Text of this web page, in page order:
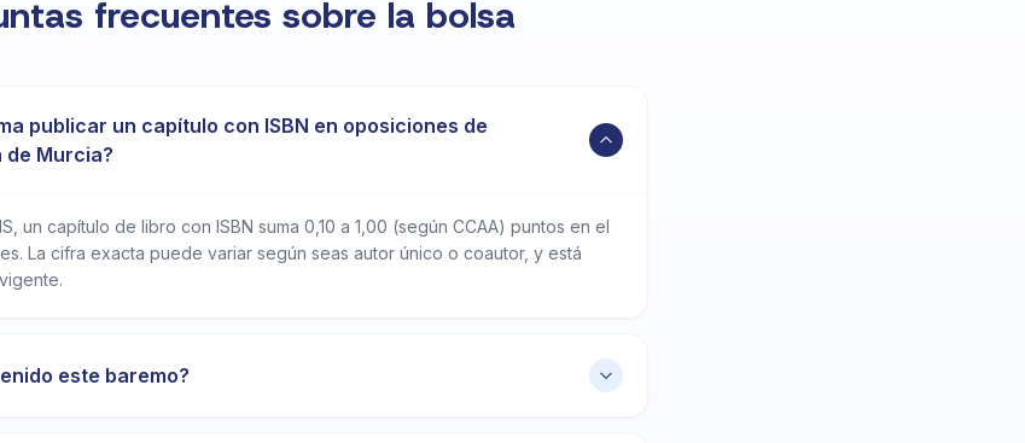
frecuentes sobre la bolsa
publicar un capítulo con ISBN en oposiciones de
de Murcia?
un capítulo de libro con ISBN suma 0,10 a 1,00 (según CCAA) puntos en el
La cifra exacta puede variar según seas autor único o coautor, y está
este baremo?